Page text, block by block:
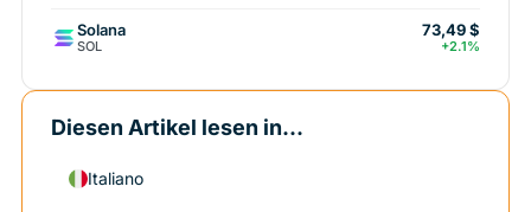
Solana
SOL
73,49 $
+2.1%
Diesen Artikel lesen in...
Italiano